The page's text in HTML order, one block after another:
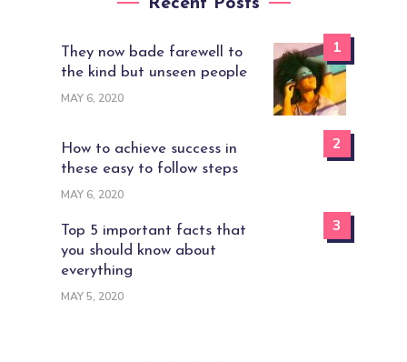
Recent Posts
1
They now bade farewell to
the kind but unseen people
MAY 6, 2020
2
How to achieve success in
these easy to follow steps
MAY 6, 2020
3
Top 5 important facts that
you should know about
everything
MAY 5, 2020